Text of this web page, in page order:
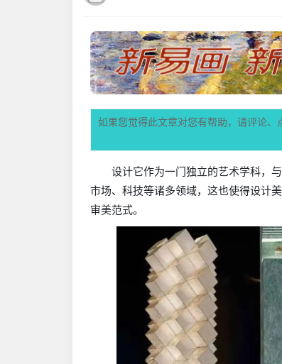
如果您觉得此文章对您有帮助，请评论、
设计它作为一门独立的艺术学科，
市场、科技等诸多领域，这也使得设计
审美范式。